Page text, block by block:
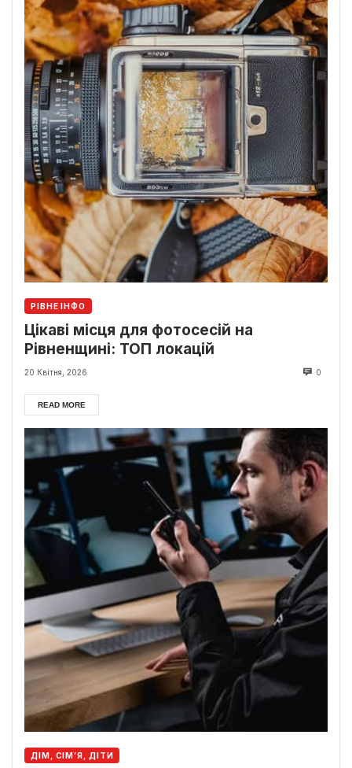
РІВНЕ ІНФО
Цікаві місця для фотосесій на
Рівненщині: ТОП локацій
20 Квітня, 2026 0
READ MORE
ДІМ, СІМ’Я, ДІТИ